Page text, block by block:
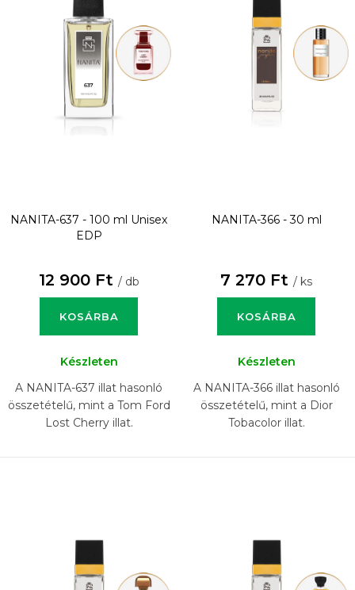
NANITA-637 - 100 ml Unisex
EDP
12 900 Ft / db
KOSÁRBA
Készleten
A NANITA-637 illat hasonló
összetételű, mint a Tom Ford
Lost Cherry illat.
NANITA-366 - 30 ml
7 270 Ft / ks
KOSÁRBA
Készleten
A NANITA-366 illat hasonló
összetételű, mint a Dior
Tobacolor illat.